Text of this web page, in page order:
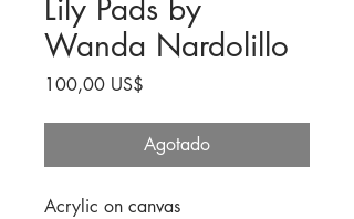
Lily Pads by
Wanda Nardolillo
100,00 US$
Agotado
Acrylic on canvas